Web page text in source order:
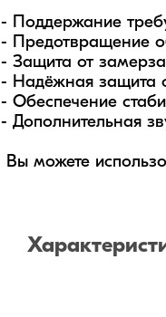
- Поддержание
- Предотвращение
- Защита от
- Надёжная защита
- Обеспечение
- Дополнительная
Вы можете